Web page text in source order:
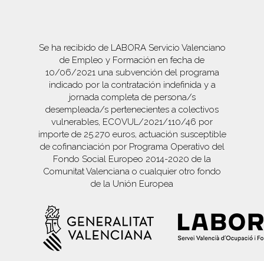
Se ha recibido de LABORA Servicio Valenciano
de Empleo y Formación en fecha de
10/06/2021 una subvención del programa
indicado por la contratación indefinida y a
jornada completa de persona/s
desempleada/s pertenecientes a colectivos
vulnerables, ECOVUL/2021/110/46 por
importe de 25.270 euros, actuación susceptible
de cofinanciación por Programa Operativo del
Fondo Social Europeo 2014-2020 de la
Comunitat Valenciana o cualquier otro fondo
de la Unión Europea